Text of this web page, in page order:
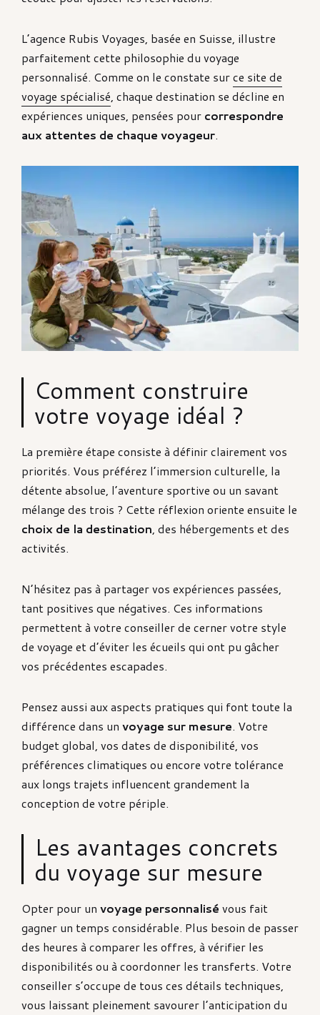
L’agence Rubis Voyages, basée en Suisse, illustre
parfaitement cette philosophie du voyage
personnalisé. Comme on le constate surce site de
voyage spécialisé, chaque destination se décline en
expériences uniques, pensées pour correspondre
aux attentes de chaque voyageur.
Comment construire
votre voyage idéal ?
La première étape consiste à définir clairement vos
priorités. Vous préférez l’immersion culturelle, la
détente absolue, l’aventure sportive ou un savant
mélange des trois ? Cette réflexion oriente ensuite le
choix de la destination, des hébergements et des
activités.
N’hésitez pas à partager vos expériences passées,
tant positives que négatives. Ces informations
permettent à votre conseiller de cerner votre style
de voyage et d’éviter les écueils qui ont pu gâcher
vos précédentes escapades.
Pensez aussi aux aspects pratiques qui font toute la
différence dans un voyage sur mesure. Votre
budget global, vos dates de disponibilité, vos
préférences climatiques ou encore votre tolérance
aux longs trajets influencent grandement la
conception de votre périple.
Les avantages concrets
du voyage sur mesure
Opter pour un voyage personnalisé vous fait
gagner un temps considérable. Plus besoin de passer
des heures à comparer les offres, à vérifier les
disponibilités ou à coordonner les transferts. Votre
conseiller s’occupe de tous ces détails techniques,
vous laissant pleinement savourer l’anticipation du